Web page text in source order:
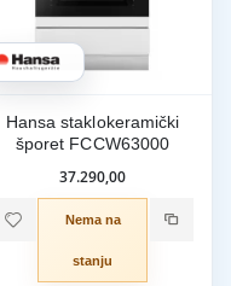
Hansa staklokeramički
šporet FCCW63000
37.290,00
Nema na
stanju